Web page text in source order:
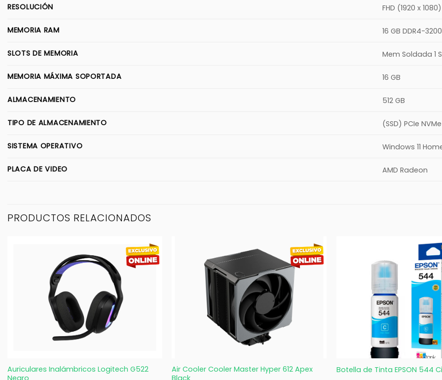
RESOLUCIÓN FHD (1920 x 1080)
MEMORIA RAM 16 GB DDR4-
SLOTS DE MEMORIA Mem Soldada 1
MEMORIA MÁXIMA SOPORTADA 16 GB
ALMACENAMIENTO 512 GB
TIPO DE ALMACENAMIENTO (SSD) PCIe NVMe
SISTEMA OPERATIVO Windows 11
PLACA DE VIDEO AMD Radeon
PRODUCTOS RELACIONADOS
Auriculares Inalámbricos Logitech G522
Air Cooler Cooler Master Hyper 612 Apex
Botella de Tinta EPSON 544